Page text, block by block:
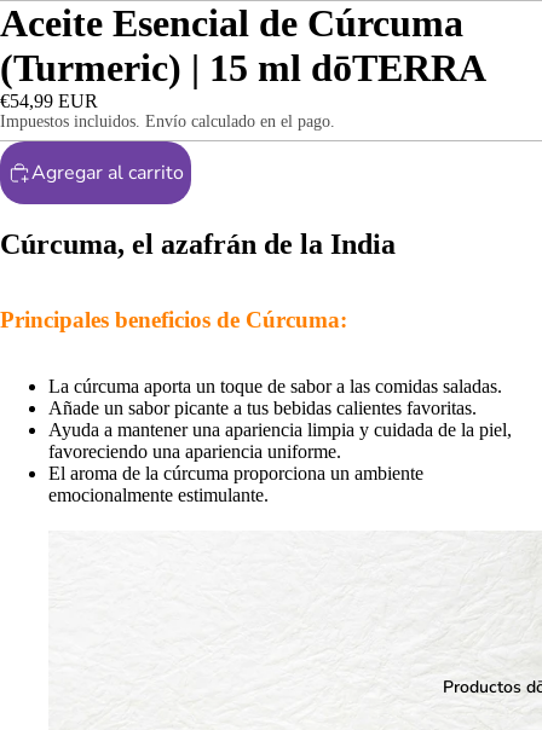
Productos
Aceite Esencial de Cúrcuma
(Turmeric) | 15 ml dōTERRA
€54,99 EUR
Impuestos incluidos. Envío calculado en el pago.
Agregar al carrito
Cúrcuma, el azafrán de la India
Principales beneficios de Cúrcuma:
La cúrcuma aporta un toque de sabor a las comidas saladas.
Añade un sabor picante a tus bebidas calientes favoritas.
Ayuda a mantener una apariencia limpia y cuidada de la piel,
favoreciendo una apariencia uniforme.
El aroma de la cúrcuma proporciona un ambiente
emocionalmente estimulante.